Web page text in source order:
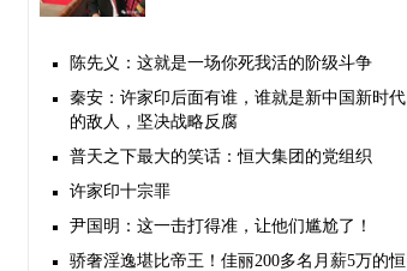
陈先义：这就是一场你死我活的阶级斗争
秦安：许家印后面有谁，谁就是新中国新时代
的敌人，坚决战略反腐
普天之下最大的笑话：恒大集团的党组织
许家印十宗罪
尹国明：这一击打得准，让他们尴尬了！
骄奢淫逸堪比帝王！佳丽200多名月薪5万的恒